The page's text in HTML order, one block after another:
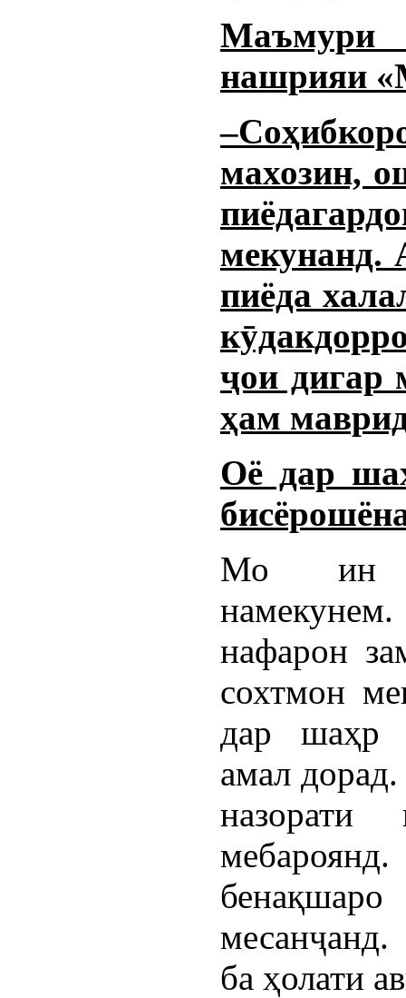
Маъмури
нашрияи
махозин,
мекунанд.
пиёда
ҷои дигар
ҳам
Оё дар
Мо ин
нафарон
сохтмон
дар шаҳр
амал
ба ҳолати